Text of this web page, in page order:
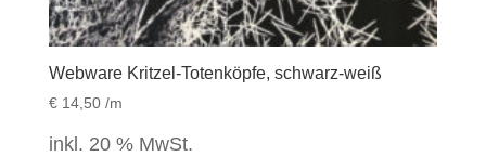
Webware Kritzel-Totenköpfe, schwarz-weiß
€14,50/m
inkl. 20 % MwSt.